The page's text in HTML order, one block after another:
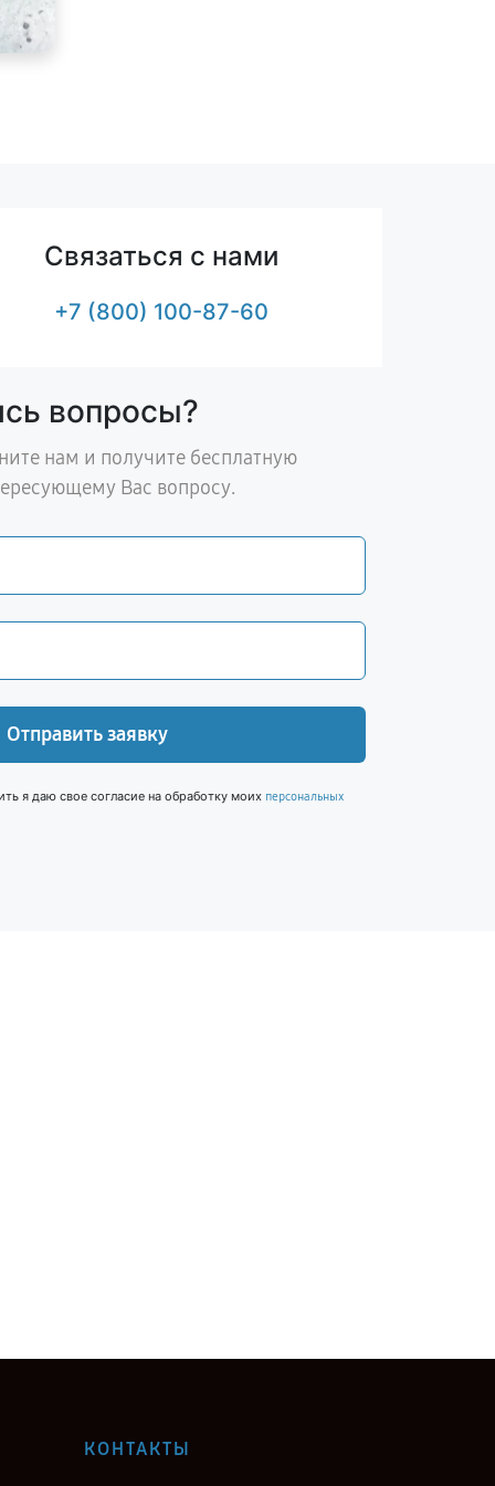
Связаться с нами
+7 (800) 100-87-60
вопросы?
нам и получите бесплатную
Вас вопросу.
Отправить заявку
я даю свое согласие на обработку моих персональных
КОНТАКТЫ